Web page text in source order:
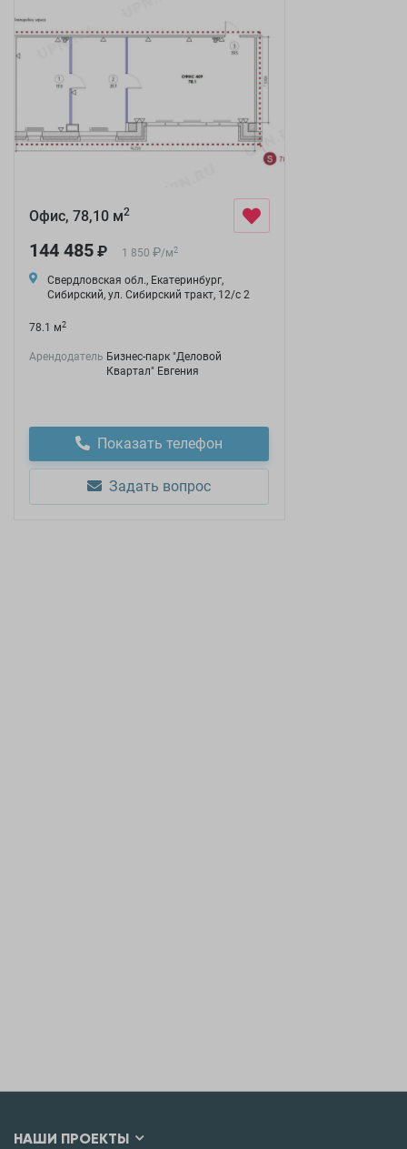
Офис, 78,10 м2
144 485 ₽ 1 850 ₽/м2
Свердловская обл., Екатеринбург,
Сибирский, ул. Сибирский тракт, 12/с 2
78.1 м2
Арендодатель Бизнес-парк "Деловой
Квартал" Евгения
Показать телефон
Задать вопрос
НАШИ ПРОЕКТЫ